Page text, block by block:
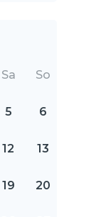
Sa So
5 6
12 13
19 20